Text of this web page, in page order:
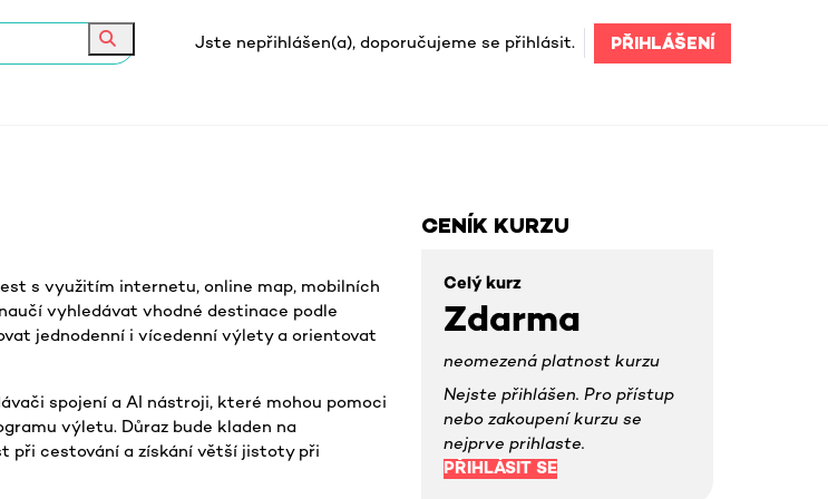
Hledat
Jste nepřihlášen(a), doporučujeme se přihlásit. PŘIHLÁŠENÍ
s využitím internetu, online map, mobilních
vyhledávat vhodné destinace podle
jednodenní i vícedenní výlety a orientovat
spojení a AI nástroji, které mohou pomoci
výletu. Důraz bude kladen na
při cestování a získání větší jistoty při
CENÍK KURZU
Celý kurz
Zdarma
neomezená platnost kurzu
Nejste přihlášen. Pro přístup
nebo zakoupení kurzu se
nejprve prihlaste.
PŘIHLÁSIT SE